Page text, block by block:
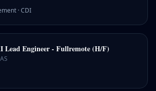
·CDI
Lead Engineer - Fullremote (H/F)